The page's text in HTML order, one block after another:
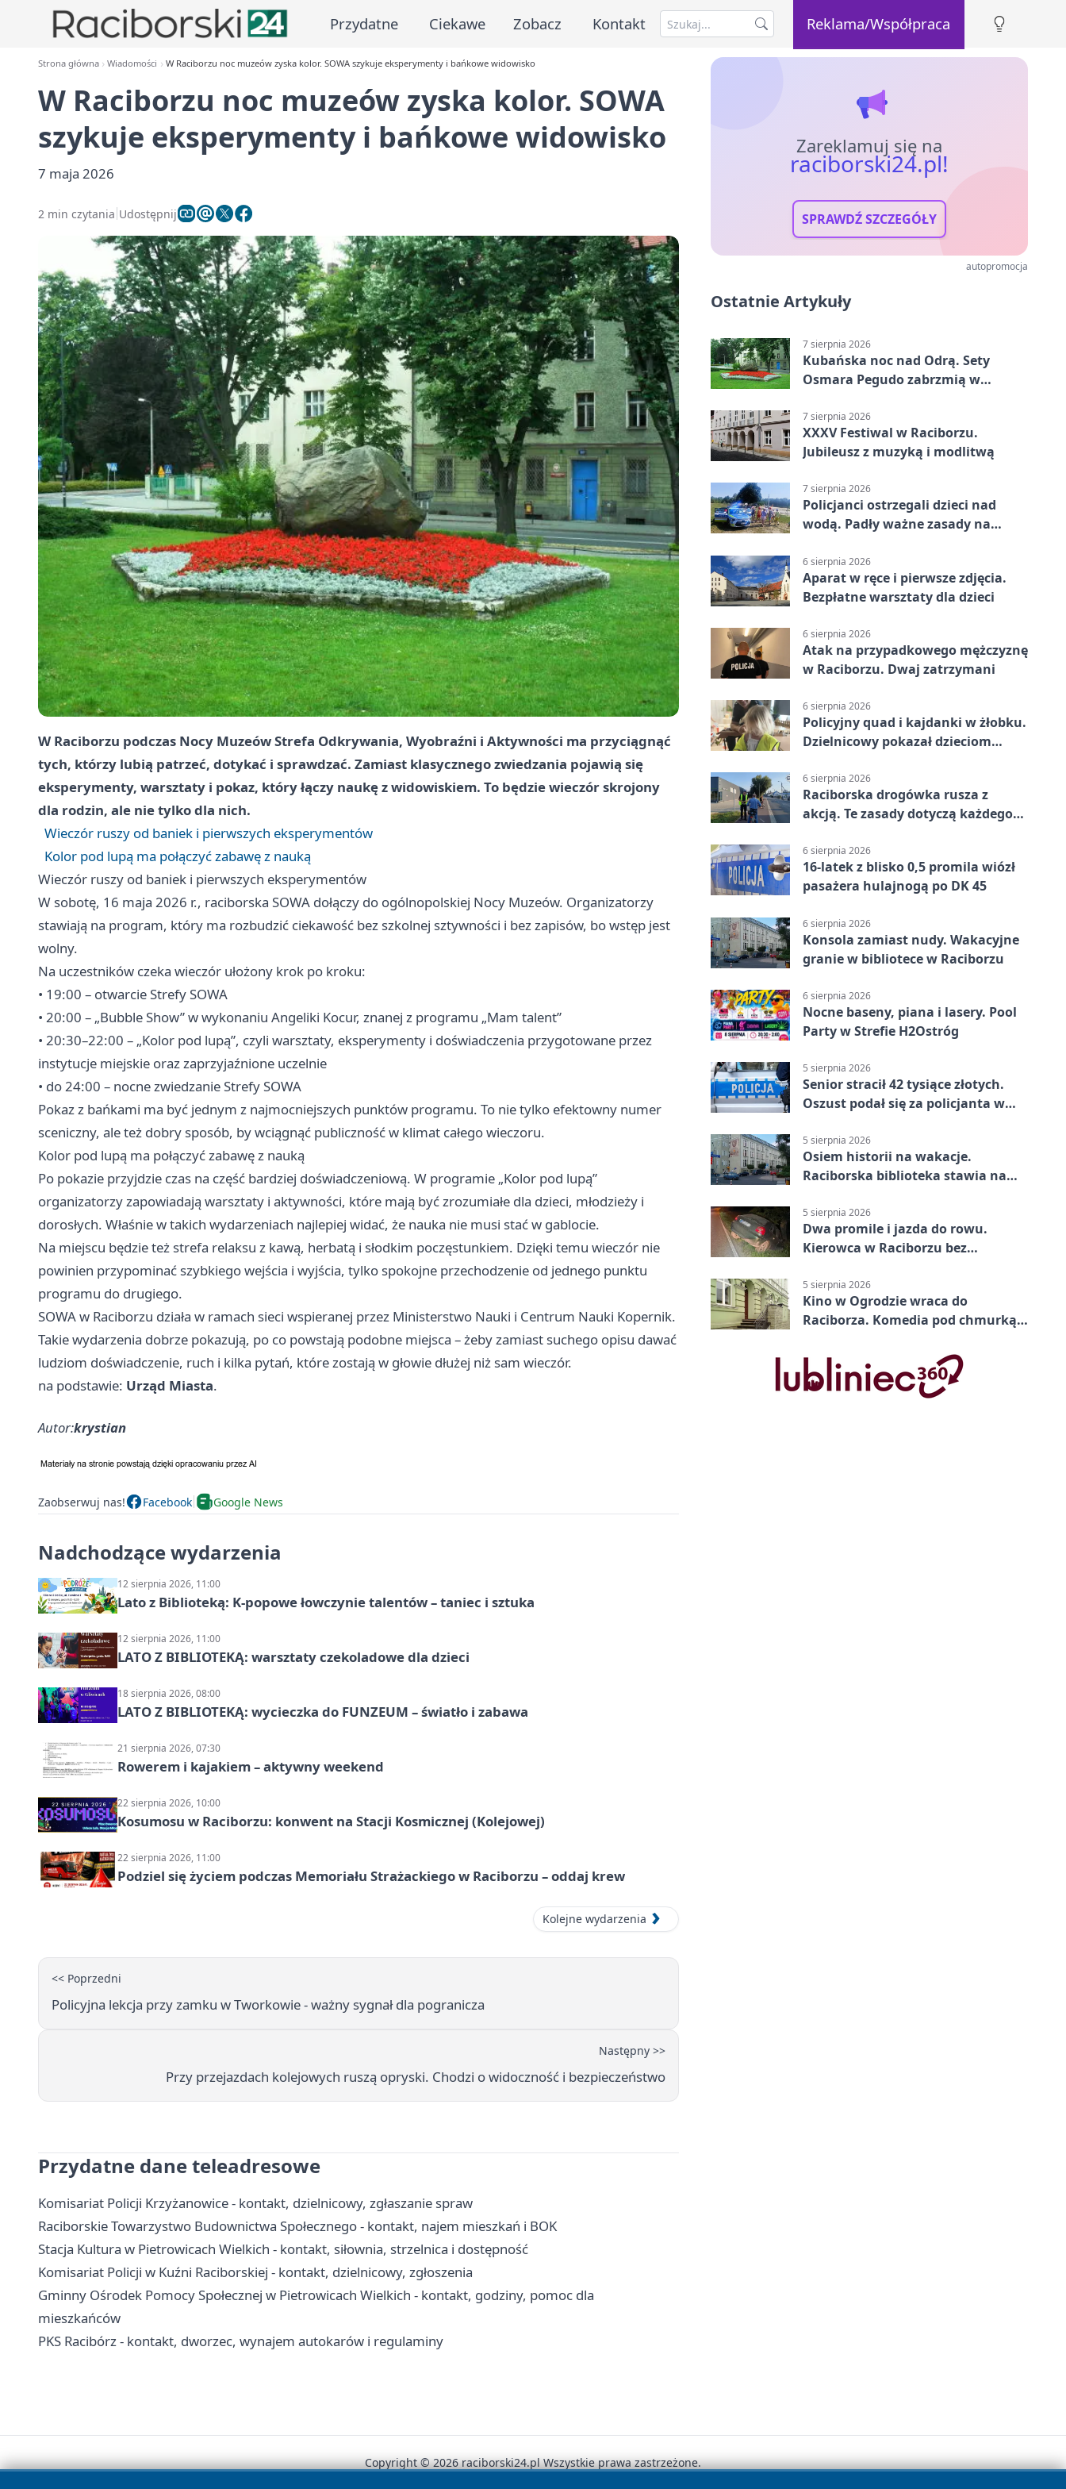
Przydatne Ciekawe Zobacz Kontakt Reklama/Współpraca
Strona główna Wiadomości W Raciborzu noc muzeów zyska kolor. SOWA szykuje eksperymenty i bańkowe widowisko
W Raciborzu noc muzeów zyska kolor. SOWA
szykuje eksperymenty i bańkowe widowisko
7 maja 2026
2 min czytania Udostępnij
W Raciborzu podczas Nocy Muzeów Strefa Odkrywania, Wyobraźni i Aktywności ma przyciągnąć
tych, którzy lubią patrzeć, dotykać i sprawdzać. Zamiast klasycznego zwiedzania pojawią się
eksperymenty, warsztaty i pokaz, który łączy naukę z widowiskiem. To będzie wieczór skrojony
dla rodzin, ale nie tylko dla nich.
Wieczór ruszy od baniek i pierwszych eksperymentów
Kolor pod lupą ma połączyć zabawę z nauką
Wieczór ruszy od baniek i pierwszych eksperymentów
W sobotę, 16 maja 2026 r., raciborska SOWA dołączy do ogólnopolskiej Nocy Muzeów. Organizatorzy
stawiają na program, który ma rozbudzić ciekawość bez szkolnej sztywności i bez zapisów, bo wstęp jest
wolny.
Na uczestników czeka wieczór ułożony krok po kroku:
• 19:00 – otwarcie Strefy SOWA
• 20:00 – „Bubble Show” w wykonaniu Angeliki Kocur, znanej z programu „Mam talent”
• 20:30–22:00 – „Kolor pod lupą”, czyli warsztaty, eksperymenty i doświadczenia przygotowane przez
instytucje miejskie oraz zaprzyjaźnione uczelnie
• do 24:00 – nocne zwiedzanie Strefy SOWA
Pokaz z bańkami ma być jednym z najmocniejszych punktów programu. To nie tylko efektowny numer
sceniczny, ale też dobry sposób, by wciągnąć publiczność w klimat całego wieczoru.
Kolor pod lupą ma połączyć zabawę z nauką
Po pokazie przyjdzie czas na część bardziej doświadczeniową. W programie „Kolor pod lupą”
organizatorzy zapowiadają warsztaty i aktywności, które mają być zrozumiałe dla dzieci, młodzieży i
dorosłych. Właśnie w takich wydarzeniach najlepiej widać, że nauka nie musi stać w gablocie.
Na miejscu będzie też strefa relaksu z kawą, herbatą i słodkim poczęstunkiem. Dzięki temu wieczór nie
powinien przypominać szybkiego wejścia i wyjścia, tylko spokojne przechodzenie od jednego punktu
programu do drugiego.
SOWA w Raciborzu działa w ramach sieci wspieranej przez Ministerstwo Nauki i Centrum Nauki Kopernik.
Takie wydarzenia dobrze pokazują, po co powstają podobne miejsca – żeby zamiast suchego opisu dawać
ludziom doświadczenie, ruch i kilka pytań, które zostają w głowie dłużej niż sam wieczór.
na podstawie: Urząd Miasta.
Autor:krystian
Zaobserwuj nas! Facebook Google News
Nadchodzące wydarzenia
12 sierpnia 2026, 11:00
Lato z Biblioteką: K-popowe łowczynie talentów – taniec i sztuka
12 sierpnia 2026, 11:00
LATO Z BIBLIOTEKĄ: warsztaty czekoladowe dla dzieci
18 sierpnia 2026, 08:00
LATO Z BIBLIOTEKĄ: wycieczka do FUNZEUM – światło i zabawa
21 sierpnia 2026, 07:30
Rowerem i kajakiem – aktywny weekend
22 sierpnia 2026, 10:00
Kosumosu w Raciborzu: konwent na Stacji Kosmicznej (Kolejowej)
22 sierpnia 2026, 11:00
Podziel się życiem podczas Memoriału Strażackiego w Raciborzu – oddaj krew
Kolejne wydarzenia
<< Poprzedni
Policyjna lekcja przy zamku w Tworkowie - ważny sygnał dla pogranicza
Następny >>
Przy przejazdach kolejowych ruszą opryski. Chodzi o widoczność i bezpieczeństwo
Przydatne dane teleadresowe
Komisariat Policji Krzyżanowice - kontakt, dzielnicowy, zgłaszanie spraw
Raciborskie Towarzystwo Budownictwa Społecznego - kontakt, najem mieszkań i BOK
Stacja Kultura w Pietrowicach Wielkich - kontakt, siłownia, strzelnica i dostępność
Komisariat Policji w Kuźni Raciborskiej - kontakt, dzielnicowy, zgłoszenia
Gminny Ośrodek Pomocy Społecznej w Pietrowicach Wielkich - kontakt, godziny, pomoc dla
mieszkańców
PKS Racibórz - kontakt, dworzec, wynajem autokarów i regulaminy
Zareklamuj się na
raciborski24.pl!
SPRAWDŹ SZCZEGÓŁY
autopromocja
Ostatnie Artykuły
7 sierpnia 2026
Kubańska noc nad Odrą. Sety
Osmara Pegudo zabrzmią w
7 sierpnia 2026
XXXV Festiwal w Raciborzu.
Jubileusz z muzyką i modlitwą
7 sierpnia 2026
Policjanci ostrzegali dzieci nad
wodą. Padły ważne zasady na
6 sierpnia 2026
Aparat w ręce i pierwsze zdjęcia.
Bezpłatne warsztaty dla dzieci
6 sierpnia 2026
Atak na przypadkowego mężczyznę
w Raciborzu. Dwaj zatrzymani
6 sierpnia 2026
Policyjny quad i kajdanki w żłobku.
Dzielnicowy pokazał dzieciom
6 sierpnia 2026
Raciborska drogówka rusza z
akcją. Te zasady dotyczą każdego
6 sierpnia 2026
16-latek z blisko 0,5 promila wiózł
pasażera hulajnogą po DK 45
6 sierpnia 2026
Konsola zamiast nudy. Wakacyjne
granie w bibliotece w Raciborzu
6 sierpnia 2026
Nocne baseny, piana i lasery. Pool
Party w Strefie H2Ostróg
5 sierpnia 2026
Senior stracił 42 tysiące złotych.
Oszust podał się za policjanta w
5 sierpnia 2026
Osiem historii na wakacje.
Raciborska biblioteka stawia na
5 sierpnia 2026
Dwa promile i jazda do rowu.
Kierowca w Raciborzu bez
5 sierpnia 2026
Kino w Ogrodzie wraca do
Raciborza. Komedia pod chmurką
Copyright © 2026 raciborski24.pl Wszystkie prawa zastrzeżone.